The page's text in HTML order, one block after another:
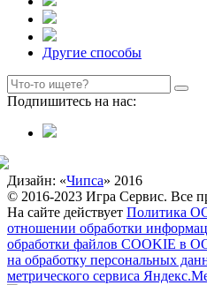
Другие способы
Подпишитесь на нас:
Дизайн: «Чипса» 2016
© 2016-2023 Игра Сервис. Все
На сайте действует Политика
отношении обработки
обработки файлов COOKIE в
на обработку персональных
метрического сервиса